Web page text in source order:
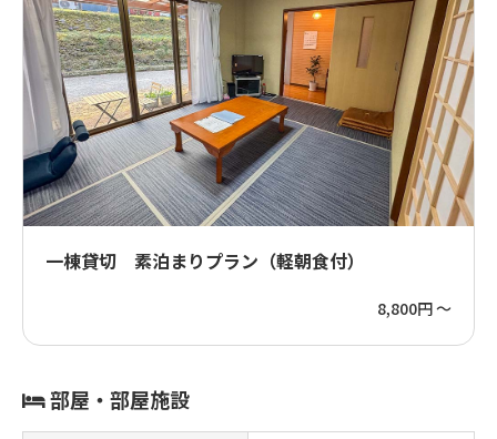
一棟貸切 素泊まりプラン（軽朝食付）
8,800円 ～
部屋・部屋施設